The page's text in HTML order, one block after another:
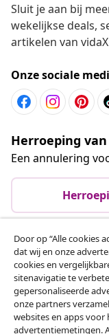
Sluit je aan bij
wekelijkse deals,
artikelen van
Onze sociale
Herroeping
Een annulering
Klantenservice
Zakelijk
Door op “Alle cookies
dat wij en onze
cookies en
sitenavigatie te
gepersonaliseerde
onze partners
websites en apps
advertentiemetingen.